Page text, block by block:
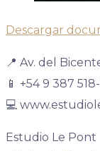
Descargar
📍 Av. del
📱 +54 9 387
💻
Estudio Le Pont